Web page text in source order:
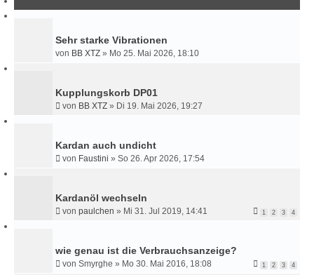
Sehr starke Vibrationen
von BB XTZ » Mo 25. Mai 2026, 18:10
Kupplungskorb DP01
von BB XTZ » Di 19. Mai 2026, 19:27
Kardan auch undicht
von Faustini » So 26. Apr 2026, 17:54
Kardanöl wechseln
von paulchen » Mi 31. Jul 2019, 14:41 1 2 3 4
wie genau ist die Verbrauchsanzeige?
von Smyrghe » Mo 30. Mai 2016, 18:08 1 2 3 4